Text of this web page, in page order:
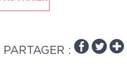
PARTAGER :